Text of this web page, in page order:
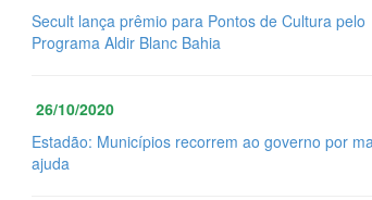
Secult lança prêmio para Pontos de Cultura pelo
Programa Aldir Blanc Bahia
26/10/2020
Estadão: Municípios recorrem ao governo por
ajuda